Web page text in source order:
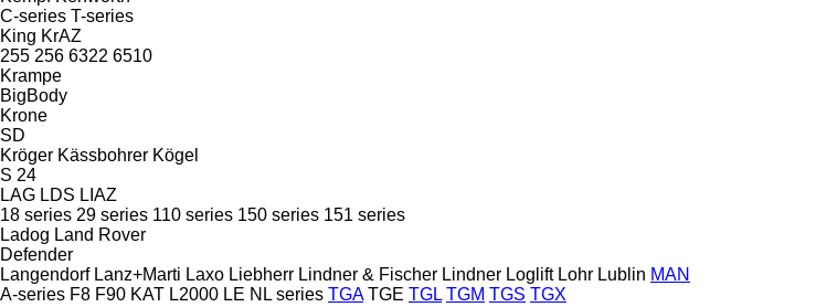
C-series T-series
King KrAZ
255 256 6322 6510
Krampe
BigBody
Krone
SD
Kröger Kässbohrer Kögel
S 24
LAG LDS LIAZ
18 series 29 series 110 series 150 series 151 series
Ladog Land Rover
Defender
Langendorf Lanz+Marti Laxo Liebherr Lindner & Fischer Lindner Loglift Lohr Lublin MAN
A-series F8 F90 KAT L2000 LE NL series TGA TGE TGL TGM TGS TGX